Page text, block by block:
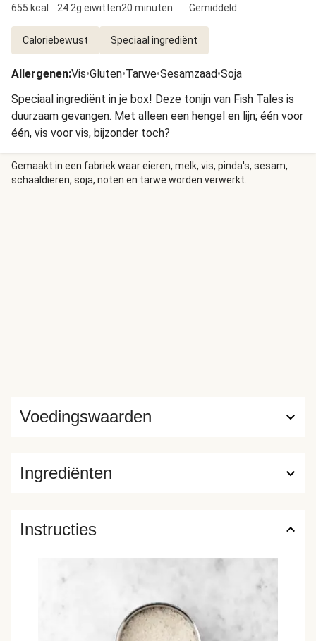
655 kcal
24.2g eiwitten20 minuten
Gemiddeld
Caloriebewust Speciaal ingrediënt
Allergenen:Vis•Gluten•Tarwe•Sesamzaad•Soja
Speciaal ingrediënt in je box! Deze tonijn van Fish Tales is
duurzaam gevangen. Met alleen een hengel en lijn; één voor
één, vis voor vis, bijzonder toch?
Gemaakt in een fabriek waar eieren, melk, vis, pinda's, sesam,
schaaldieren, soja, noten en tarwe worden verwerkt.
Ingrediënten
Voedingswaarden
Instructies